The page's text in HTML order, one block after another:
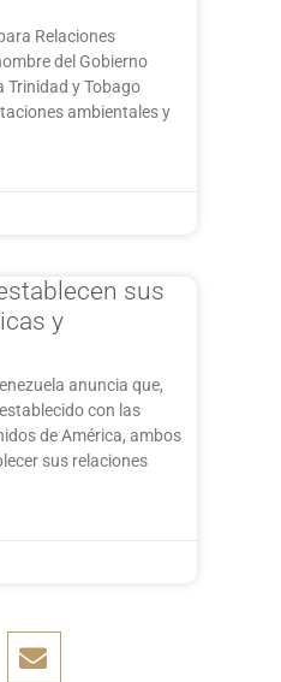
Relaciones
del Gobierno
Trinidad y Tobago
ambientales y
sus
y
anuncia que,
con las
de América, ambos
sus relaciones